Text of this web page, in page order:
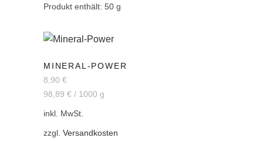
Produkt enthält: 50 g
MINERAL-POWER
8,90 €
98,89 € / 1000 g
inkl. MwSt.
zzgl. Versandkosten